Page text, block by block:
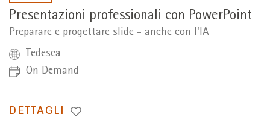
Presentazioni professionali con PowerPoint
Preparare e progettare slide - anche con l'IA
Tedesca
On Demand
PASSA
DETTAGLI